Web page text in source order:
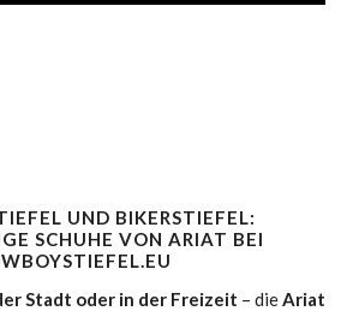
UND BIKERSTIEFEL:
SCHUHE VON ARIAT BEI
Stadt oder in der Freizeit – dieAriat